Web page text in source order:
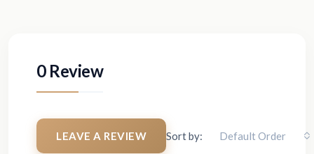
0 Review
Sort by: Default Order
LEAVE A REVIEW